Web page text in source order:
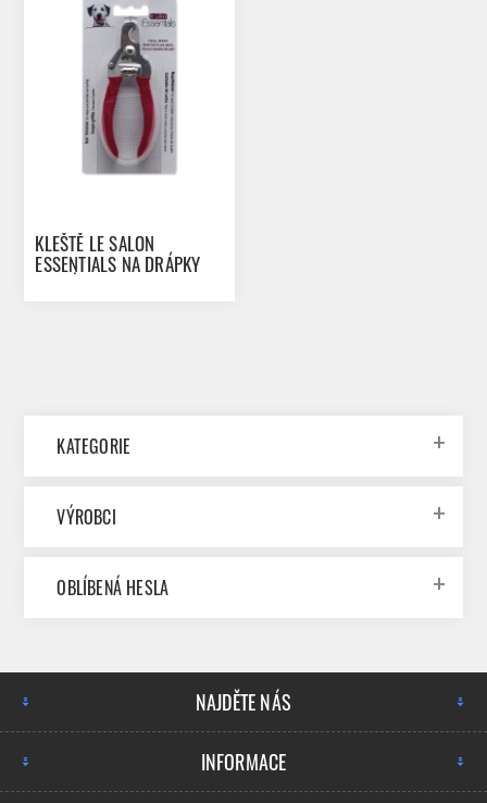
KLEŠTĚ LE SALON
ESSENTIALS NA DRÁPKY
KATEGORIE
VÝROBCI
OBLÍBENÁ HESLA
NAJDĚTE NÁS
INFORMACE